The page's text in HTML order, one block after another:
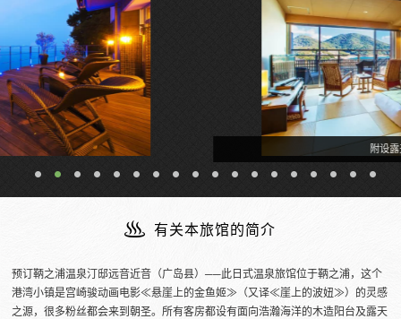
有关本旅馆的简介
预订鞆之浦温泉汀邸远音近音（广岛县）──此日式温泉旅馆位于鞆之浦，这个
港湾小镇是宫崎骏动画电影≪悬崖上的金鱼姬≫（又译≪崖上的波妞≫）的灵感
之源，很多粉丝都会来到朝圣。所有客房都设有面向浩瀚海洋的木造阳台及露天